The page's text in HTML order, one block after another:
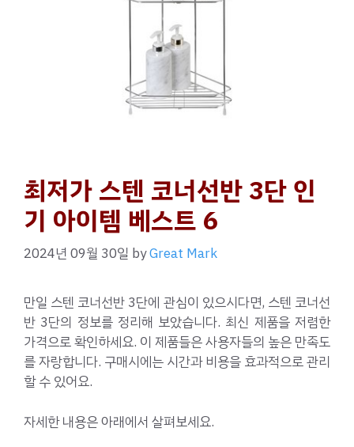
최저가 스텐 코너선반 3단 인
기 아이템 베스트 6
2024년 09월 30일 byGreat Mark
만일 스텐 코너선반 3단에 관심이 있으시다면, 스텐 코너선
반 3단의 정보를 정리해 보았습니다. 최신 제품을 저렴한
가격으로 확인하세요. 이 제품들은 사용자들의 높은 만족도
를 자랑합니다. 구매시에는 시간과 비용을 효과적으로 관리
할 수 있어요.
자세한 내용은 아래에서 살펴보세요.